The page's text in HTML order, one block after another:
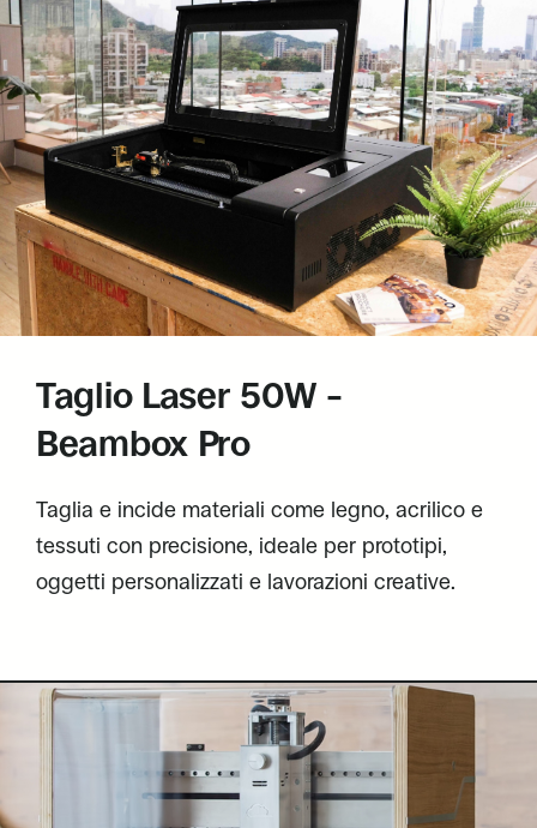
Taglio Laser 50W –
Beambox Pro
Taglia e incide materiali come legno, acrilico e
tessuti con precisione, ideale per prototipi,
oggetti personalizzati e lavorazioni creative.